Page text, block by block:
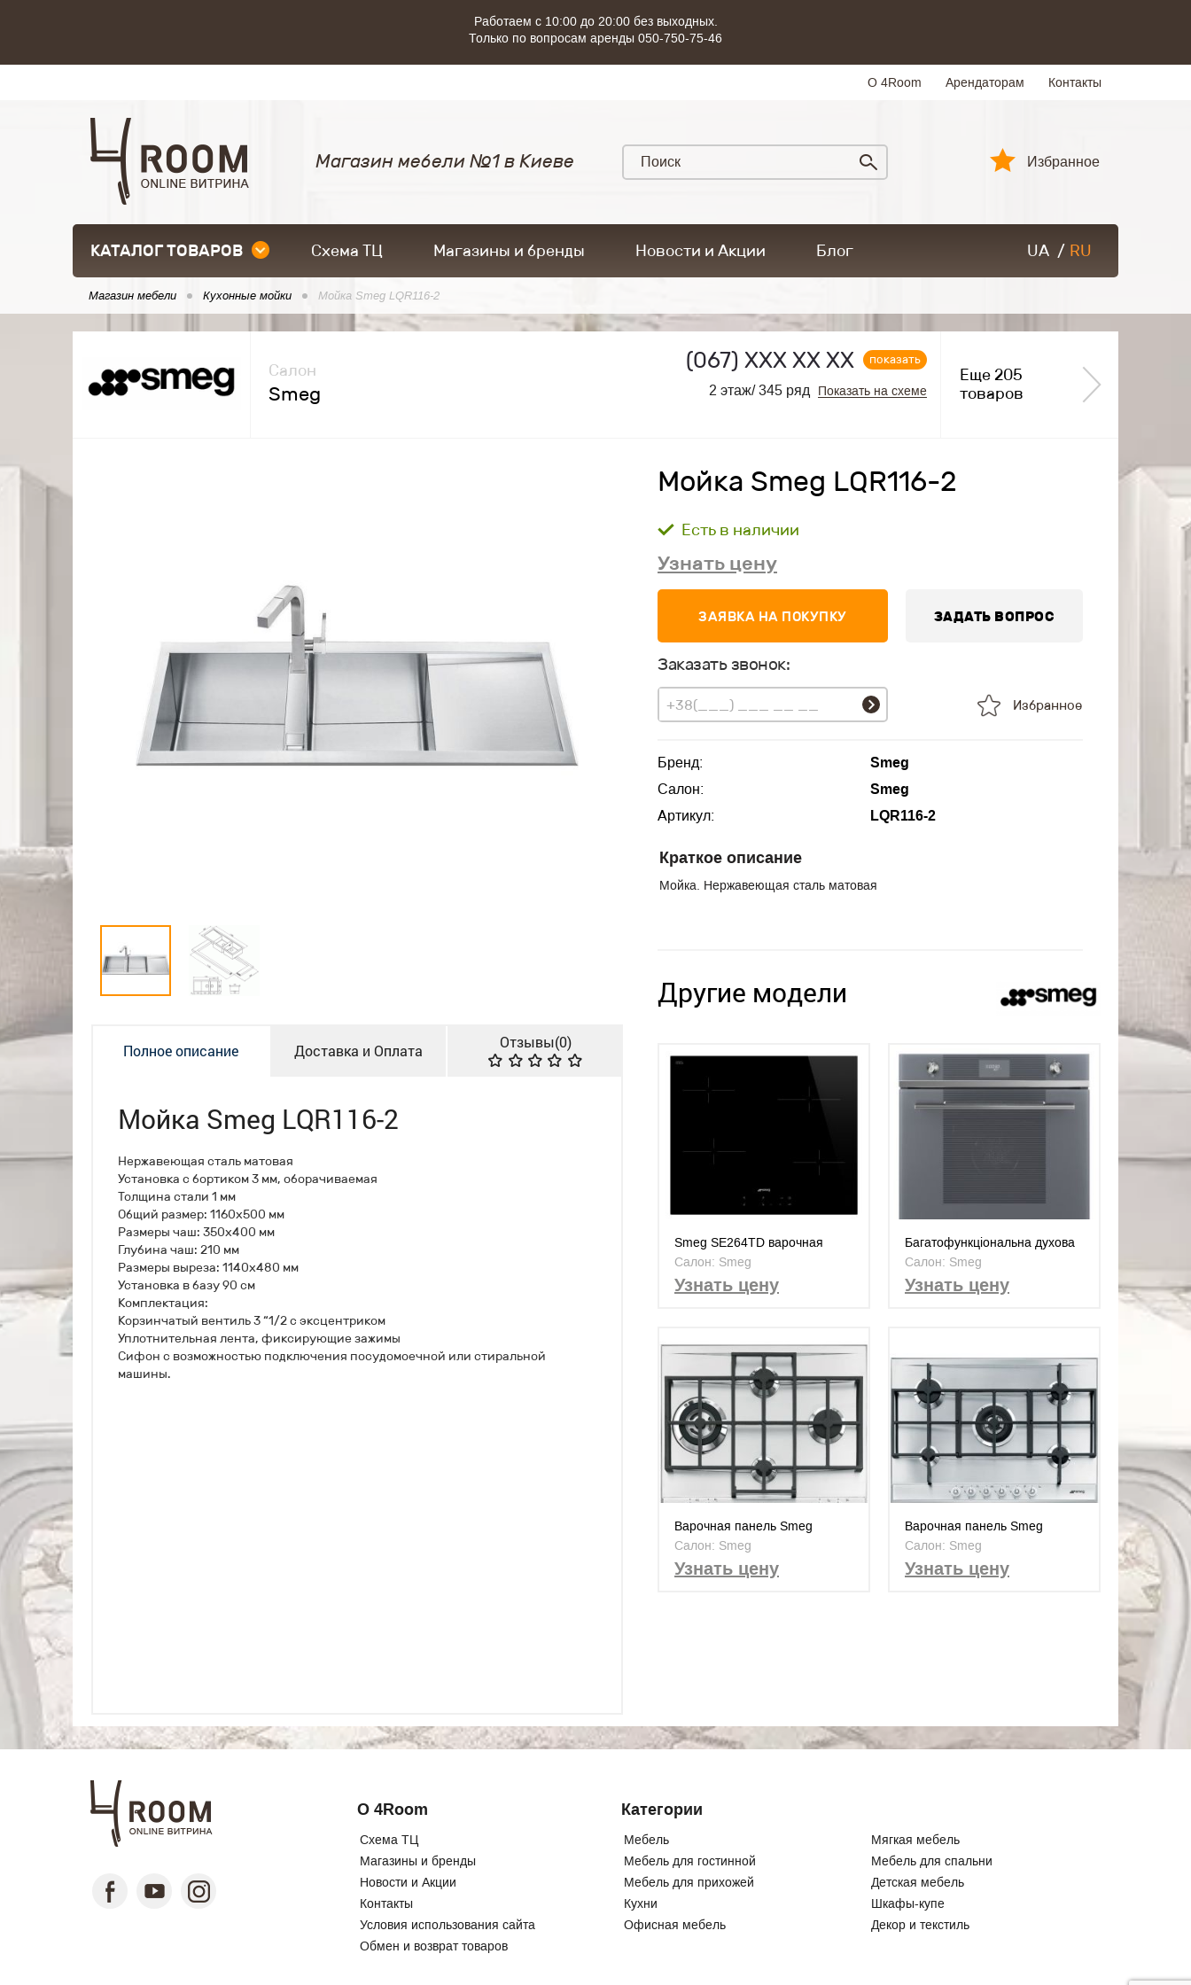
Работаем с 10:00 до 20:00 без выходных.
Только по вопросам аренды 050-750-75-46
О 4Room Арендаторам Контакты
Магазин мебели №1 в Киеве Избранное
КАТАЛОГ ТОВАРОВ Схема ТЦ Магазины и бренды Новости и Акции Блог UA / RU
Магазин мебели Кухонные мойки Мойка Smeg LQR116-2
Салон
Smeg
(067) ХХХ ХХ ХХ показать
2 этаж/ 345 ряд Показать на схеме
Еще 205
товаров
Полное описание Доставка и Оплата Отзывы(0)
Мойка Smeg LQR116-2
Нержавеющая сталь матовая
Установка с бортиком 3 мм, оборачиваемая
Толщина стали 1 мм
Общий размер: 1160х500 мм
Размеры чаш: 350х400 мм
Глубина чаш: 210 мм
Размеры выреза: 1140х480 мм
Установка в базу 90 см
Комплектация:
Корзинчатый вентиль 3 “1/2 с эксцентриком
Уплотнительная лента, фиксирующие зажимы
Сифон с возможностью подключения посудомоечной или стиральной
машины.
Мойка Smeg LQR116-2
Есть в наличии
Узнать цену
ЗАЯВКА НА ПОКУПКУ ЗАДАТЬ ВОПРОС
Заказать звонок:
Избранное
Бренд:
Smeg
Салон:
Smeg
Артикул:
LQR116-2
Краткое описание
Мойка. Нержавеющая сталь матовая
Другие модели
Smeg SE264TD варочная
панель
Салон: Smeg
Узнать цену
Багатофункціональна духова
шафа, 60 см, Linea. Клас
енергоспоживання А +
Салон: Smeg
Узнать цену
Варочная панель Smeg
P1641X
Салон: Smeg
Узнать цену
Варочная панель Smeg
P1752X
Салон: Smeg
Узнать цену
О 4Room
Схема ТЦ
Магазины и бренды
Новости и Акции
Контакты
Условия использования сайта
Обмен и возврат товаров
Категории
Мебель
Мягкая мебель
Мебель для гостинной
Мебель для спальни
Мебель для прихожей
Детская мебель
Кухни
Шкафы-купе
Офисная мебель
Декор и текстиль